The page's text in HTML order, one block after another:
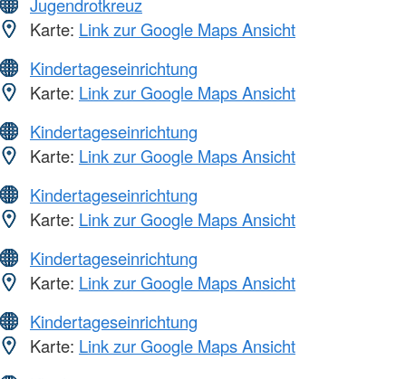
Jugendrotkreuz
Karte: Link zur Google Maps Ansicht
Kindertageseinrichtung
Karte: Link zur Google Maps Ansicht
Kindertageseinrichtung
Karte: Link zur Google Maps Ansicht
Kindertageseinrichtung
Karte: Link zur Google Maps Ansicht
Kindertageseinrichtung
Karte: Link zur Google Maps Ansicht
Kindertageseinrichtung
Karte: Link zur Google Maps Ansicht